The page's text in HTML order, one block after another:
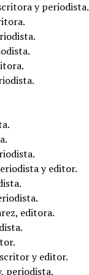
y periodista.
y editor.
editora.
y editor.
periodista.